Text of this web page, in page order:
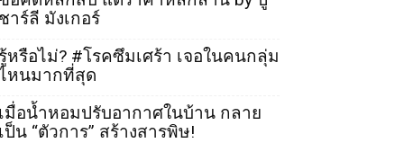
าร์ลี มังเกอร์
หรือไม่? #โรคซึมเศร้า เจอในคนกลุ่ม
หนมากที่สุด
มื่อน้ำหอมปรับอากาศในบ้าน กลาย
ป็น “ตัวการ” สร้างสารพิษ!